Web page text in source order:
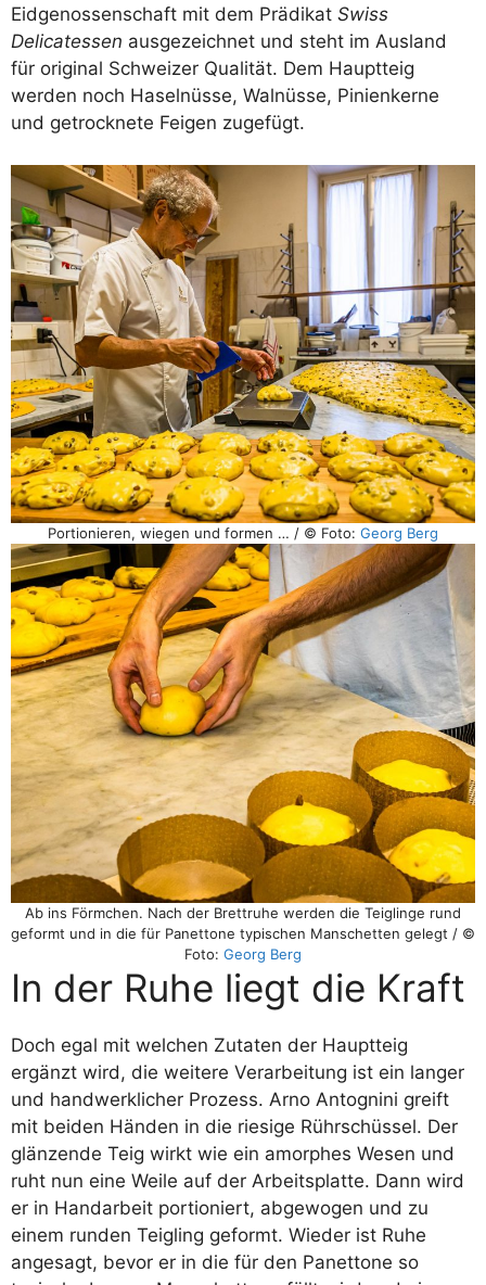
Eidgenossenschaft mit dem Prädikat Swiss
Delicatessen ausgezeichnet und steht im Ausland
für original Schweizer Qualität. Dem Hauptteig
werden noch Haselnüsse, Walnüsse, Pinienkerne
und getrocknete Feigen zugefügt.
Portionieren, wiegen und formen … / © Foto: Georg Berg
Ab ins Förmchen. Nach der Brettruhe werden die Teiglinge rund
geformt und in die für Panettone typischen Manschetten gelegt / ©
Foto: Georg Berg
In der Ruhe liegt die Kraft
Doch egal mit welchen Zutaten der Hauptteig
ergänzt wird, die weitere Verarbeitung ist ein langer
und handwerklicher Prozess. Arno Antognini greift
mit beiden Händen in die riesige Rührschüssel. Der
glänzende Teig wirkt wie ein amorphes Wesen und
ruht nun eine Weile auf der Arbeitsplatte. Dann wird
er in Handarbeit portioniert, abgewogen und zu
einem runden Teigling geformt. Wieder ist Ruhe
angesagt, bevor er in die für den Panettone so